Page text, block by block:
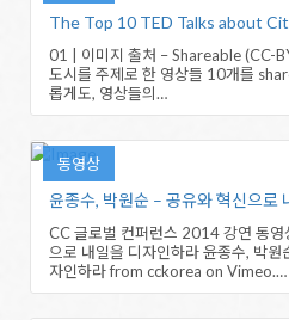
The Top 10 TED Talks about
01 | 이미지 출처 – Shareable (CC-
도시를 주제로 한 영상들 10개를
롭게도, 영상들의…
동영상
윤종수, 박원순 – 공유와 혁신으로
CC 글로벌 컨퍼런스 2014 강연 동영
으로 내일을 디자인하라 윤종수, 박원
자인하라 from cckorea on Vimeo.…